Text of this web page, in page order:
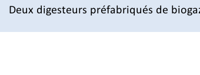
Deux digesteurs préfabriqués de